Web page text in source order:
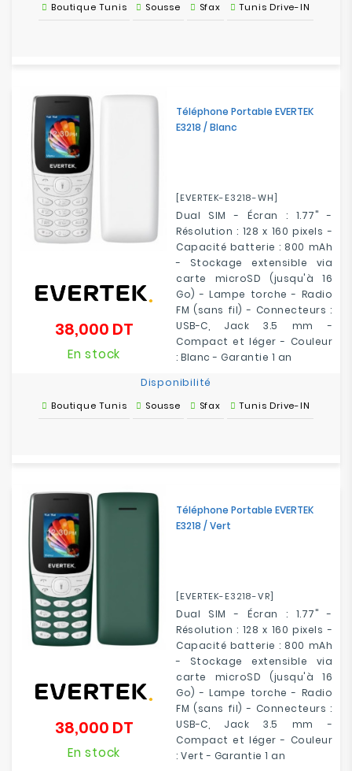
Boutique Tunis Sousse Sfax Tunis Drive-IN
Téléphone Portable EVERTEK
E3218 / Blanc
[EVERTEK-E3218-WH]
Dual SIM - Écran : 1.77" -
Résolution : 128 x 160 pixels -
Capacité batterie : 800 mAh
- Stockage extensible via
carte microSD (jusqu'à 16
Go) - Lampe torche - Radio
FM (sans fil) - Connecteurs :
USB-C, Jack 3.5 mm -
Compact et léger - Couleur
: Blanc - Garantie 1 an
38,000 DTPrix
En stock
Disponibilité
Boutique Tunis Sousse Sfax Tunis Drive-IN
Téléphone Portable EVERTEK
E3218 / Vert
[EVERTEK-E3218-VR]
Dual SIM - Écran : 1.77" -
Résolution : 128 x 160 pixels -
Capacité batterie : 800 mAh
- Stockage extensible via
carte microSD (jusqu'à 16
Go) - Lampe torche - Radio
FM (sans fil) - Connecteurs :
USB-C, Jack 3.5 mm -
Compact et léger - Couleur
: Vert - Garantie 1 an
38,000 DTPrix
En stock